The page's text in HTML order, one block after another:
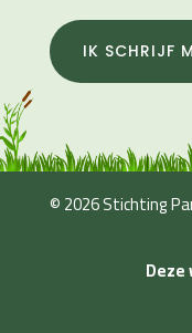
IK SCHRIJF
© 2026 Stichting